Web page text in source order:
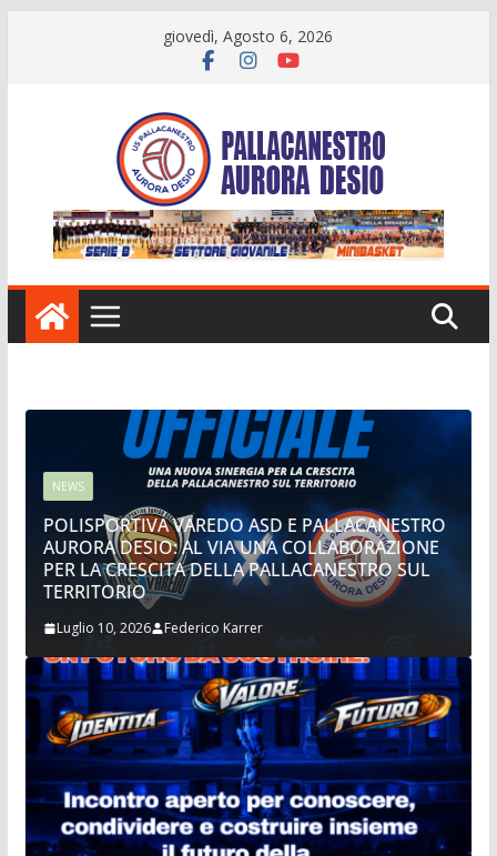
giovedì, Agosto 6, 2026
NEWS
POLISPORTIVA VAREDO ASD E PALLACANESTRO
AURORA DESIO: AL VIA UNA COLLABORAZIONE
PER LA CRESCITA DELLA PALLACANESTRO SUL
TERRITORIO
Luglio 10, 2026 Federico Karrer